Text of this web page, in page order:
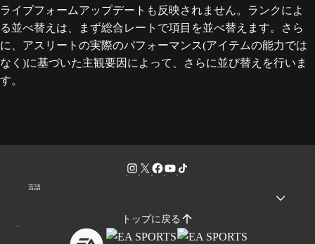
ライブフォームアップデートも反映されません。ランクによ
る並べ替えは、まず総合レートで項目を並べ替えます。さら
に、アスリートの実際のパフォーマンス(アイテムの能力では
なく)に基づいた主観要因によって、さらに並び替えを行いま
す。
言語
トップに戻る